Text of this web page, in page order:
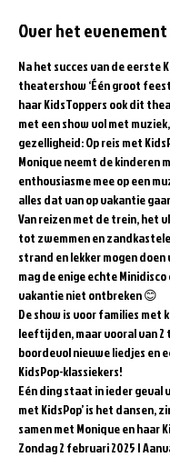
Over het evenement
Na het succes van de eerste
theatershow ‘Één groot
haar KidsToppers ook dit
met een show vol met
gezelligheid: Op reis met
Monique neemt de kinderen
enthousiasme mee op een
alles dat van op vakantie
Van reizen met de trein, het
tot zwemmen en
strand en lekker mogen
mag de enige echte
vakantie niet ontbreken 😊
De show is voor families met
leeftijden, maar vooral van 2
boordevol nieuwe liedjes en
KidsPop-klassiekers!
Eén ding staat in ieder geval
met KidsPop’ is het dansen,
samen met Monique en haar
Zondag 2 februari 2025 |